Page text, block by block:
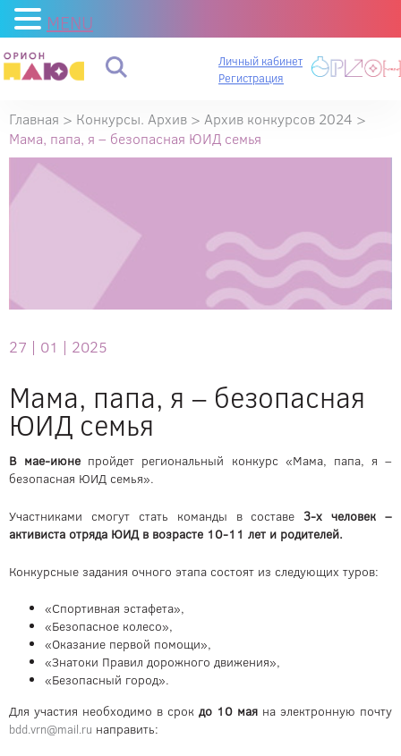
Личный кабинет
Регистрация
Главная > Конкурсы. Архив > Архив конкурсов 2024 >
Мама, папа, я – безопасная ЮИД семья
27 | 01 | 2025
Мама, папа, я – безопасная
ЮИД семья
В мае-июне пройдет региональный конкурс «Мама, папа, я –
безопасная ЮИД семья».
Участниками смогут стать команды в составе 3-х человек –
активиста отряда ЮИД в возрасте 10-11 лет и родителей.
Конкурсные задания очного этапа состоят из следующих туров:
«Спортивная эстафета»,
«Безопасное колесо»,
«Оказание первой помощи»,
«Знатоки Правил дорожного движения»,
«Безопасный город».
Для участия необходимо в срок до 10 мая на электронную почту
bdd.vrn@mail.ru направить:
MENU